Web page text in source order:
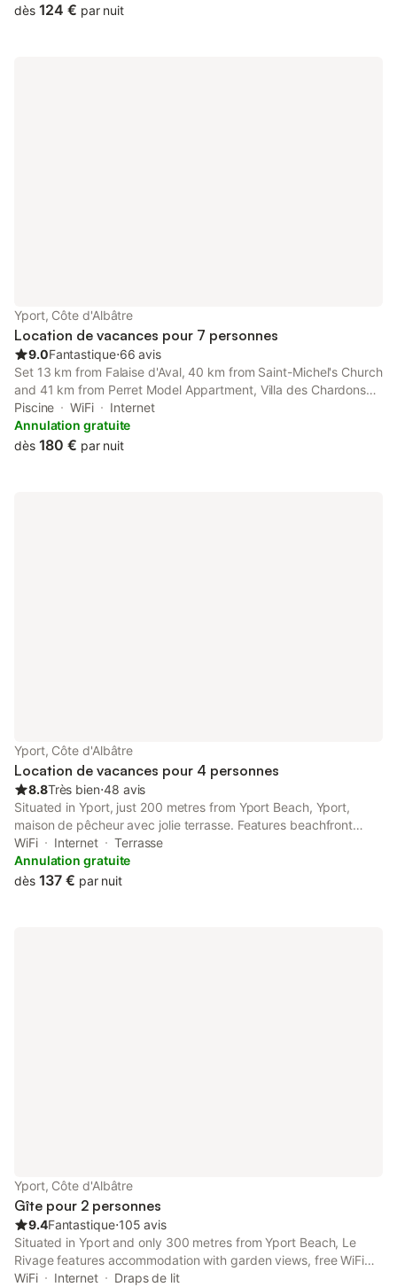
de la plage et 100 m des commerces. La maison sur 3 niveaux
dès 124 € par nuit
Yport, Côte d'Albâtre
Location de vacances pour 7 personnes
9.0Fantastique⋅66 avis
Set 13 km from Falaise d'Aval, 40 km from Saint-Michel's Church
and 41 km from Perret Model Appartment, Villa des Chardons
features accommodation located in Yport. This property offers
access to a terrace, free private parking and free WiFi.
Piscine WiFi
Internet
Annulation gratuite
dès 180 € par nuit
Yport, Côte d'Albâtre
Location de vacances pour 4 personnes
8.8Très bien⋅48 avis
Situated in Yport, just 200 metres from Yport Beach, Yport,
maison de pêcheur avec jolie terrasse. Features beachfront
accommodation with a private beach area, a terrace and free
WiFi.
WiFi Internet
Terrasse
Annulation gratuite
dès 137 € par nuit
Yport, Côte d'Albâtre
Gîte pour 2 personnes
9.4Fantastique⋅105 avis
Situated in Yport and only 300 metres from Yport Beach, Le
Rivage features accommodation with garden views, free WiFi
and free private parking. There is a private entrance at the
WiFi Internet
Draps de lit